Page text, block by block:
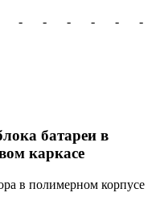
- - - - - -
батареи в
каркасе